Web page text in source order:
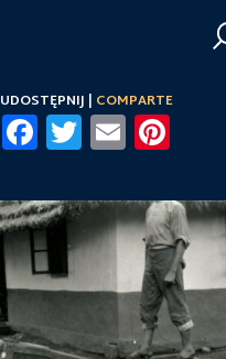
UDOSTĘPNIJ | COMPARTE
Facebook
Twitter
Email